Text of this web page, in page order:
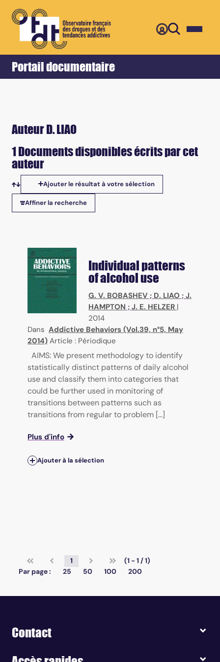
Portail documentaire
Accueil Retour
Auteur D. LIAO
1 Documents disponibles écrits par cet
auteur
Tris disponibles
Ajouter le résultat à votre sélection
Affiner la recherche
Individual patterns
of alcohol use
G. V. BOBASHEV ; D. LIAO ; J.
HAMPTON ; J. E. HELZER |
2014
Dans Addictive Behaviors (Vol.39, n°5, May
2014) Article : Périodique
AIMS: We present methodology to identify
statistically distinct patterns of daily alcohol
use and classify them into categories that
could be further used in monitoring of
transitions between patterns such as
transitions from regular to problem [...]
Plus d'info
Ajouter à la sélection
1
(1 - 1 / 1)
Par page :
25 50 100 200
Contact